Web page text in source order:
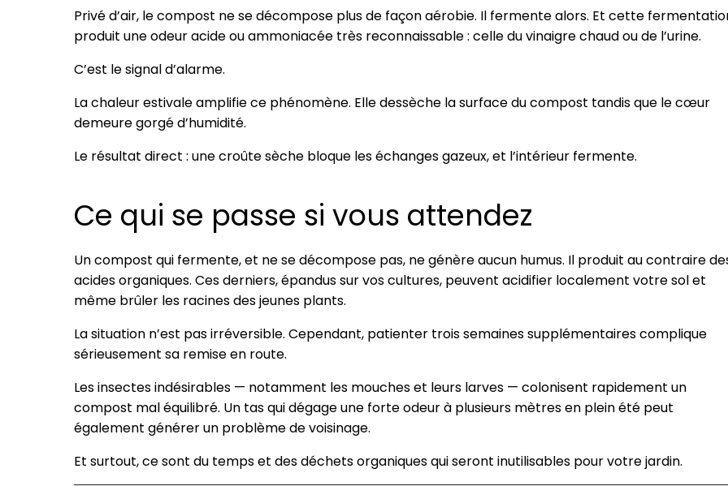
Privé d’air, le compost ne se décompose plus de façon aérobie. Il fermente alors. Et cette
produit une odeur acide ou ammoniacée très reconnaissable : celle du vinaigre chaud ou de l’urine.
C’est le signal d’alarme.
La chaleur estivale amplifie ce phénomène. Elle dessèche la surface du compost tandis que le cœur
demeure gorgé d’humidité.
Le résultat direct : une croûte sèche bloque les échanges gazeux, et l’intérieur fermente.
Ce qui se passe si vous attendez
Un compost qui fermente, et ne se décompose pas, ne génère aucun humus. Il produit au contraire
acides organiques. Ces derniers, épandus sur vos cultures, peuvent acidifier localement votre sol et
même brûler les racines des jeunes plants.
La situation n’est pas irréversible. Cependant, patienter trois semaines supplémentaires complique
sérieusement sa remise en route.
Les insectes indésirables — notamment les mouches et leurs larves — colonisent rapidement un
compost mal équilibré. Un tas qui dégage une forte odeur à plusieurs mètres en plein été peut
également générer un problème de voisinage.
Et surtout, ce sont du temps et des déchets organiques qui seront inutilisables pour votre jardin.